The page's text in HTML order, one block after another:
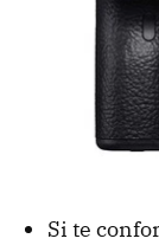
Si te